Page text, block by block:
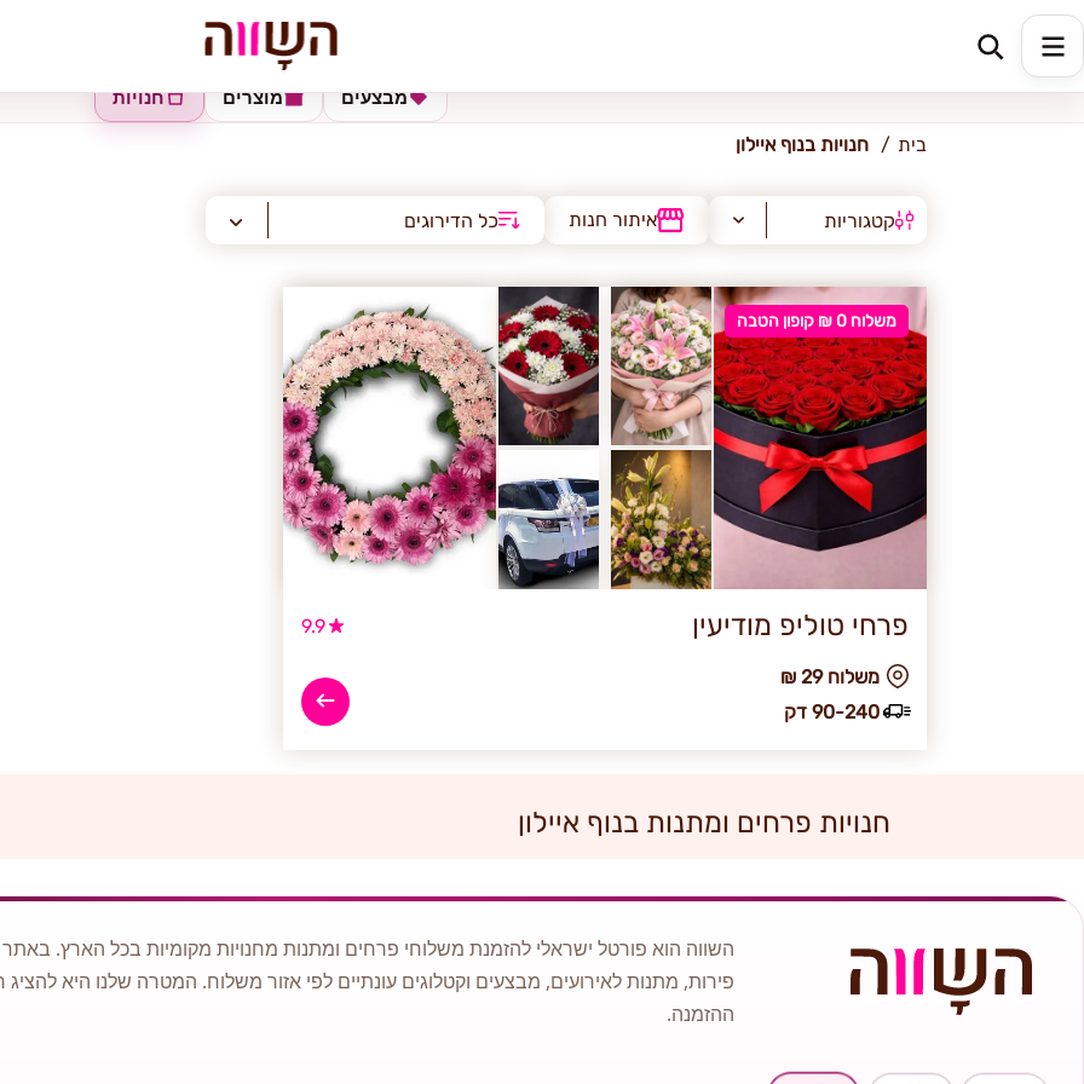
נוף איילון
חנויות מוצרים מבצעים
בית חנויות בנוף איילון
קטגוריות איתור חנות כל הדירוגים
משלוח 0 ₪ קופון הטבה
פרחי טוליפ מודיעין 9.9
₪ משלוח 29
90-240 דק
חנויות פרחים ומתנות בנוף איילון
השווה הוא פורטל ישראלי להזמנת משלוחי פרחים ומתנות מחנויות מקומיות בכל הארץ.
פירות, מתנות לאירועים, מבצעים וקטלוגים עונתיים לפי אזור משלוח. המטרה שלנו היא
ההזמנה.